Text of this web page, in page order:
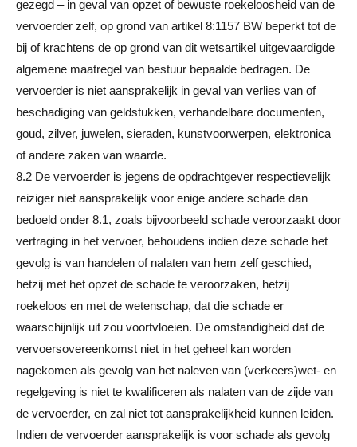
gezegd – in geval van opzet of bewuste roekeloosheid van de
vervoerder zelf, op grond van artikel 8:1157 BW beperkt tot de
bij of krachtens de op grond van dit wetsartikel uitgevaardigde
algemene maatregel van bestuur bepaalde bedragen. De
vervoerder is niet aansprakelijk in geval van verlies van of
beschadiging van geldstukken, verhandelbare documenten,
goud, zilver, juwelen, sieraden, kunstvoorwerpen, elektronica
of andere zaken van waarde.
8.2 De vervoerder is jegens de opdrachtgever respectievelijk
reiziger niet aansprakelijk voor enige andere schade dan
bedoeld onder 8.1, zoals bijvoorbeeld schade veroorzaakt door
vertraging in het vervoer, behoudens indien deze schade het
gevolg is van handelen of nalaten van hem zelf geschied,
hetzij met het opzet de schade te veroorzaken, hetzij
roekeloos en met de wetenschap, dat die schade er
waarschijnlijk uit zou voortvloeien. De omstandigheid dat de
vervoersovereenkomst niet in het geheel kan worden
nagekomen als gevolg van het naleven van (verkeers)wet- en
regelgeving is niet te kwalificeren als nalaten van de zijde van
de vervoerder, en zal niet tot aansprakelijkheid kunnen leiden.
Indien de vervoerder aansprakelijk is voor schade als gevolg